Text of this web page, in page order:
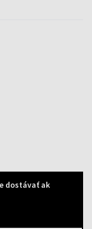
dostávať ak